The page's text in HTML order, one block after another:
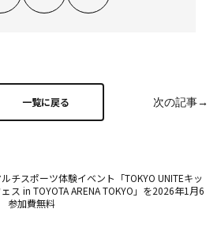
一覧に戻る 次の記事→
チスポーツ体験イベント「TOKYO UNITEキッ
ス in TOYOTA ARENA TOKYO」を2026年1月6
参加費無料